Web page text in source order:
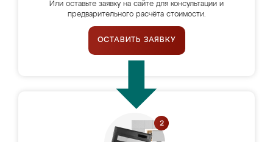
Или оставьте заявку на сайте для консультации и
предварительного расчёта стоимости.
ОСТАВИТЬ ЗАЯВКУ